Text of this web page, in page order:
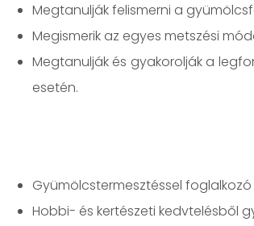
Megtanulják felismerni a
Megismerik az egyes metszési
Megtanulják és gyakorolják a
esetén.
Gyümölcstermesztéssel
Hobbi- és kertészeti kedvtelésből